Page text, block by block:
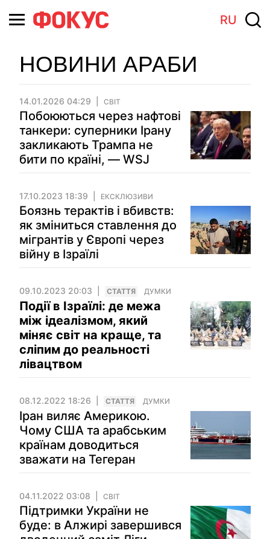
RU
НОВИНИ АРАБИ
14.01.2026 04:29 СВІТ
Побоюються через нафтові
танкери: суперники Ірану
закликають Трампа не
бити по країні, — WSJ
17.10.2023 18:39 ЕКСКЛЮЗИВИ
Боязнь терактів і вбивств:
як зміниться ставлення до
мігрантів у Європі через
війну в Ізраїлі
09.10.2023 20:03 СТАТТЯ ДУМКИ
Події в Ізраїлі: де межа
між ідеалізмом, який
міняє світ на краще, та
сліпим до реальності
лівацтвом
08.12.2022 18:26 СТАТТЯ ДУМКИ
Іран виляє Америкою.
Чому США та арабським
країнам доводиться
зважати на Тегеран
04.11.2022 03:08 СВІТ
Підтримки України не
буде: в Алжирі завершився